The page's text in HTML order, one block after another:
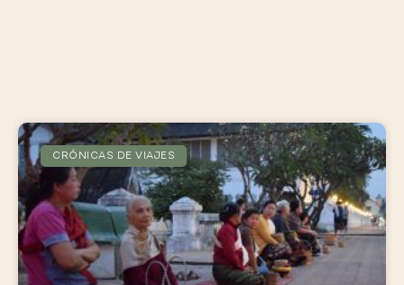
CRÓNICAS DE VIAJES